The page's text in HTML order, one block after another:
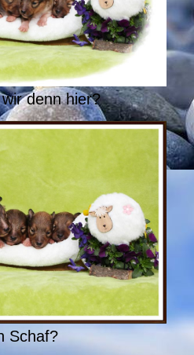
denn hier?
Schaf?